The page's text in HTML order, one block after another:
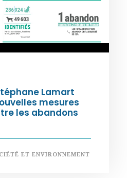
Lamart
mesures
les abandons
ET ENVIRONNEMENT